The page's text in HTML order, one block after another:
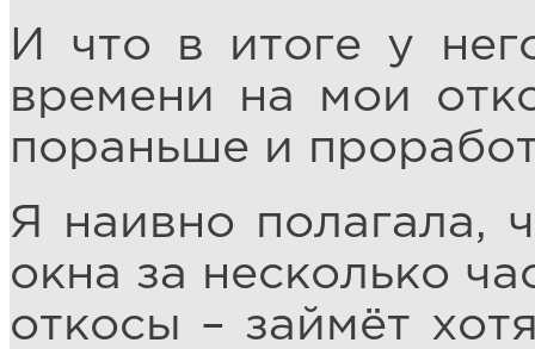
И что в итоге у
времени на мои
пораньше и
Я наивно полагала,
окна за несколько
откосы – займёт